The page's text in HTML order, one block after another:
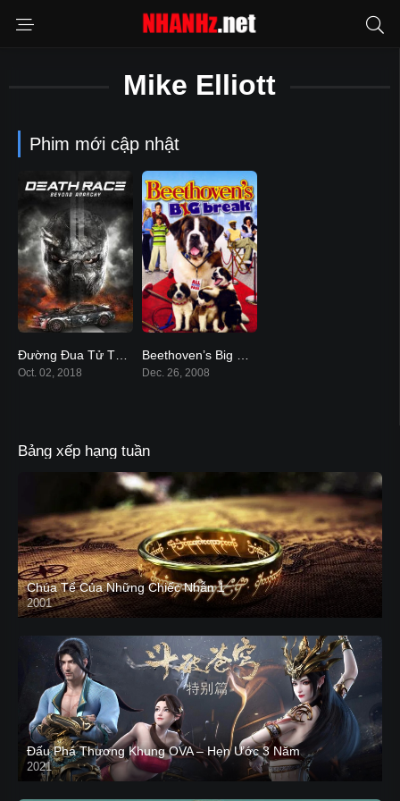
Mike Elliott
Phim mới cập nhật
5.2
Oct. 02, 2018
4.5
Dec. 26, 2008
Bảng xếp hạng tuần
Chúa Tể Của Những Chiếc Nhẫn 1
2001
Đấu Phá Thương Khung OVA – Hẹn Ước 3 Năm
2021